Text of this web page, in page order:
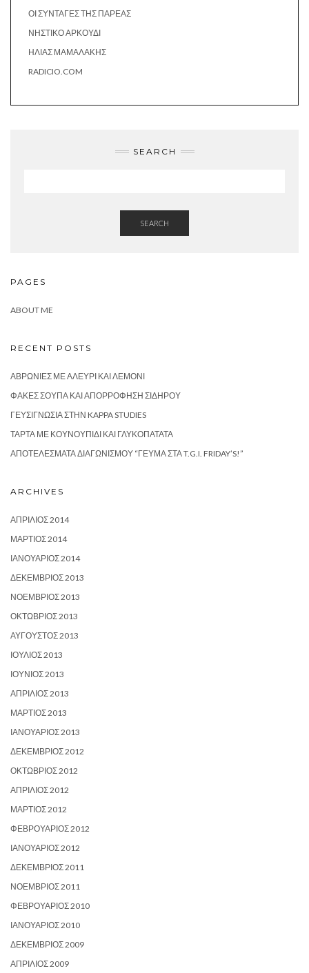
ΟΙ ΣΥΝΤΑΓΈΣ ΤΗΣ ΠΑΡΈΑΣ
ΝΗΣΤΙΚΌ ΑΡΚΟΎΔΙ
ΗΛΊΑΣ ΜΑΜΑΛΆΚΗΣ
RADICIO.COM
SEARCH
SEARCH
PAGES
ABOUT ME
RECENT POSTS
ΑΒΡΩΝΙΈΣ ΜΕ ΑΛΕΎΡΙ ΚΑΙ ΛΕΜΌΝΙ
ΦΑΚΈΣ ΣΟΎΠΑ ΚΑΙ ΑΠΟΡΡΌΦΗΣΗ ΣΙΔΉΡΟΥ
ΓΕΥΣΙΓΝΩΣΊΑ ΣΤΗΝ KAPPA STUDIES
ΤΆΡΤΑ ΜΕ ΚΟΥΝΟΥΠΊΔΙ ΚΑΙ ΓΛΥΚΟΠΑΤΆΤΑ
ΑΠΟΤΕΛΈΣΜΑΤΑ ΔΙΑΓΩΝΙΣΜΟΎ “ΓΕΎΜΑ ΣΤΑ T.G.I. FRIDAY’S!”
ARCHIVES
ΑΠΡΊΛΙΟΣ 2014
ΜΆΡΤΙΟΣ 2014
ΙΑΝΟΥΆΡΙΟΣ 2014
ΔΕΚΈΜΒΡΙΟΣ 2013
ΝΟΈΜΒΡΙΟΣ 2013
ΟΚΤΏΒΡΙΟΣ 2013
ΑΎΓΟΥΣΤΟΣ 2013
ΙΟΎΛΙΟΣ 2013
ΙΟΎΝΙΟΣ 2013
ΑΠΡΊΛΙΟΣ 2013
ΜΆΡΤΙΟΣ 2013
ΙΑΝΟΥΆΡΙΟΣ 2013
ΔΕΚΈΜΒΡΙΟΣ 2012
ΟΚΤΏΒΡΙΟΣ 2012
ΑΠΡΊΛΙΟΣ 2012
ΜΆΡΤΙΟΣ 2012
ΦΕΒΡΟΥΆΡΙΟΣ 2012
ΙΑΝΟΥΆΡΙΟΣ 2012
ΔΕΚΈΜΒΡΙΟΣ 2011
ΝΟΈΜΒΡΙΟΣ 2011
ΦΕΒΡΟΥΆΡΙΟΣ 2010
ΙΑΝΟΥΆΡΙΟΣ 2010
ΔΕΚΈΜΒΡΙΟΣ 2009
ΑΠΡΊΛΙΟΣ 2009